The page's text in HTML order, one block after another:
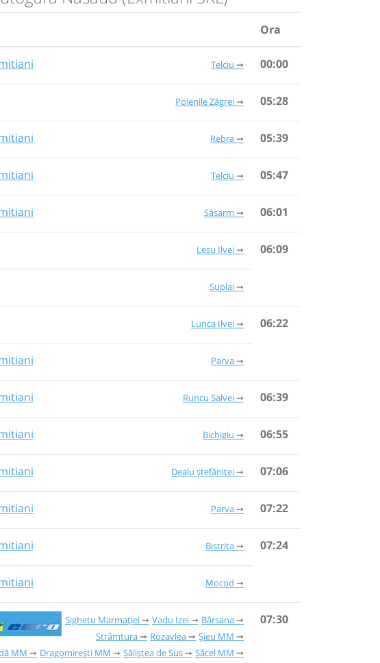
Ora
Telciu 00:00
Poienile Zăgrei 05:28
Rebra 05:39
Telciu 05:47
Săsarm 06:01
Lesu Ilvei 06:09
Suplai
Lunca Ilvei 06:22
Parva
Runcu Salvei 06:39
Bichigiu 06:55
Dealu ștefăniței 07:06
Parva 07:22
Bistrița 07:24
Mocod
Sighetu Marmației Vadu Izei
Bârsana
Strâmtura
Rozavlea
Șieu MM
MM
Dragomirești MM Săliștea de Sus
Săcel MM
07:30